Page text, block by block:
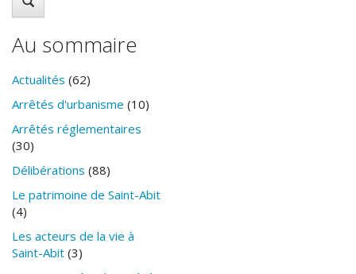
Au sommaire
Actualités (62)
Arrêtés d'urbanisme (10)
Arrêtés réglementaires
(30)
Délibérations (88)
Le patrimoine de Saint-Abit
(4)
Les acteurs de la vie à
Saint-Abit (3)